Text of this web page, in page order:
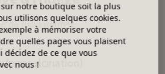
de fours permet
calcination)
notre boutique soit la plus
utilisons quelques cookies.
à mémoriser votre
quelles pages vous plaisent
décidez de ce que vous
nous !